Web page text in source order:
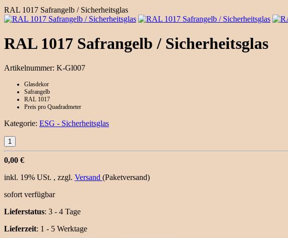
RAL 1017 Safrangelb / Sicherheitsglas
RAL 1017 Safrangelb / Sicherheitsglas
Artikelnummer: K-Gl007
Glasdekor
Safrangelb
RAL 1017
Preis pro Quadradmeter
Kategorie: ESG - Sicherheitsglas
0,00 €
inkl. 19% USt. , zzgl. Versand (Paketversand)
sofort verfügbar
Lieferstatus: 3 - 4 Tage
Lieferzeit: 1 - 5 Werktage